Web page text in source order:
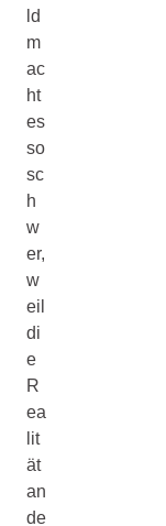
ld
m
ac
ht
es
so
sc
h
w
er,
w
eil
di
e
R
ea
lit
ät
an
de